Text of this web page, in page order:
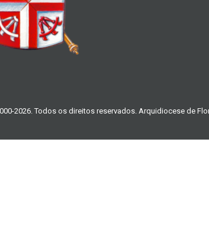
2026. Todos os direitos reservados. Arquidiocese de